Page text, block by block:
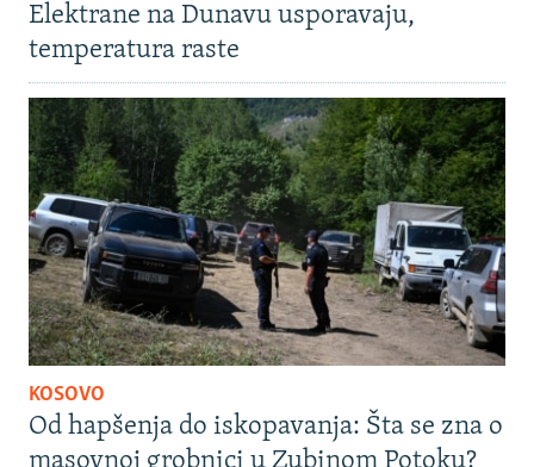
Elektrane na Dunavu usporavaju,
temperatura raste
KOSOVO
Od hapšenja do iskopavanja: Šta se zna o
masovnoj grobnici u Zubinom Potoku?